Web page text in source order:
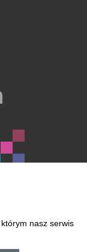
Ad360
nasz serwis